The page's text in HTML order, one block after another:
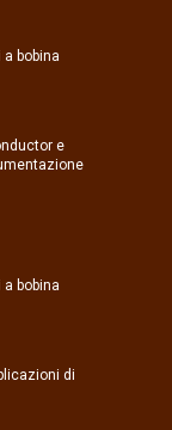
bobina
e
bobina
di